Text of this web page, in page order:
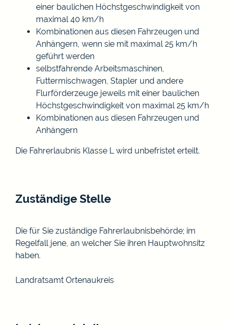
einer baulichen Höchstgeschwindigkeit von
maximal 40 km/h
Kombinationen aus diesen Fahrzeugen und
Anhängern, wenn sie mit maximal 25 km/h
geführt werden
selbstfahrende Arbeitsmaschinen,
Futtermischwagen, Stapler und andere
Flurförderzeuge jeweils mit einer baulichen
Höchstgeschwindigkeit von maximal 25 km/h
Kombinationen aus diesen Fahrzeugen und
Anhängern
Die Fahrerlaubnis Klasse L wird unbefristet erteilt.
Zuständige Stelle
Die für Sie zuständige Fahrerlaubnisbehörde; im
Regelfall jene, an welcher Sie ihren Hauptwohnsitz
haben.
Landratsamt Ortenaukreis